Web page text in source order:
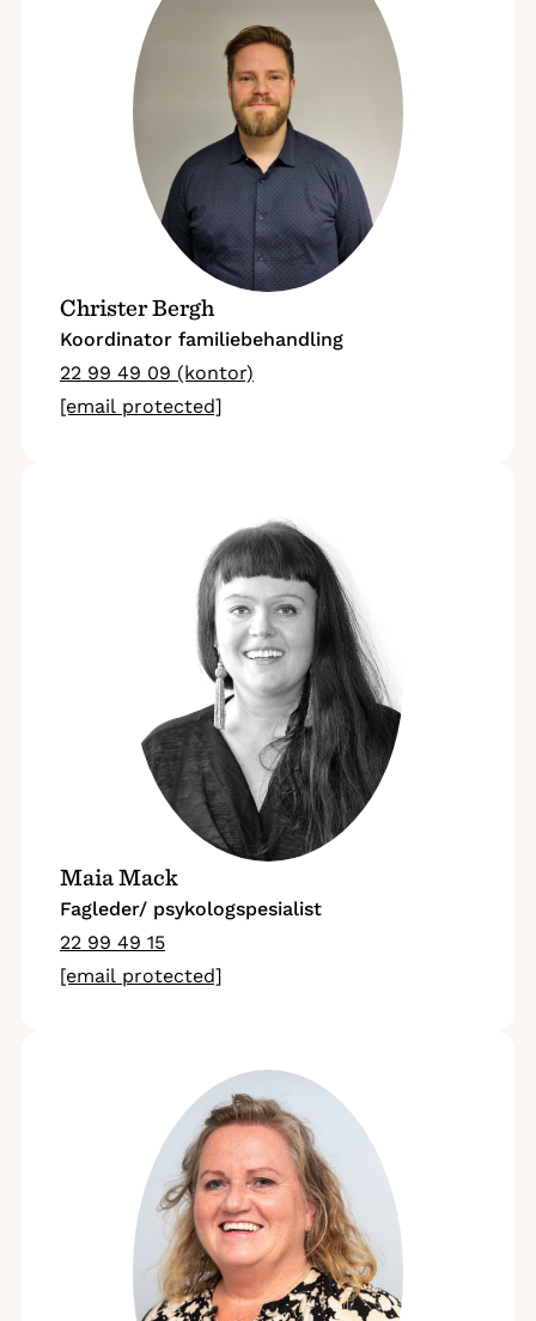
Christer Bergh
Koordinator familiebehandling
22 99 49 09 (kontor)
[email protected]
Maia Mack
Fagleder/ psykologspesialist
22 99 49 15
[email protected]